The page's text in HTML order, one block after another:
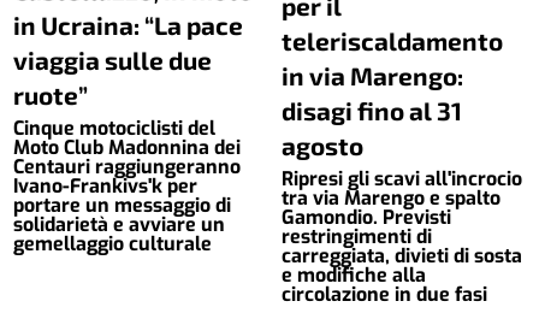
in Ucraina: “La pace
viaggia sulle due
ruote”
Cinque motociclisti del
Moto Club Madonnina dei
Centauri raggiungeranno
Ivano-Frankivs'k per
portare un messaggio di
solidarietà e avviare un
gemellaggio culturale
teleriscaldamento
in via Marengo:
disagi fino al 31
agosto
Ripresi gli scavi all'incrocio
tra via Marengo e spalto
Gamondio. Previsti
restringimenti di
carreggiata, divieti di sosta
e modifiche alla
circolazione in due fasi